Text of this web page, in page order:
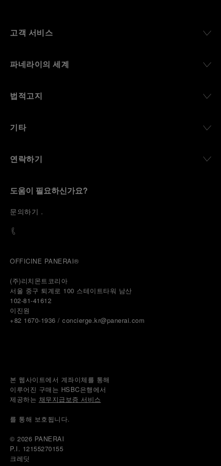
고객 서비스
파네라이의 세계
법적고지
기타
연락하기
도움이 필요하신가요?
문의하기 .
OFFICINE PANERAI®
(주)리치몬트코리아
서울 중구 퇴계로 100 스테이트타워 남산
102-81-41612
이진원
+82 1670-1936 / concierge.kr@panerai.com
본 웹사이트에서 계좌이체를 통해
이루어진 구매는 HSBC은행에서
제공하는 채무지급보증 서비스
를 통해 보호됩니다.
© 2026 PANERAI
P.I. 12155270155
크레딧